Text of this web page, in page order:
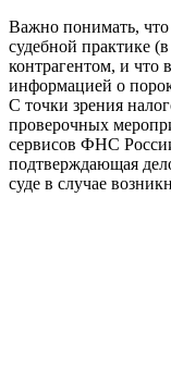
Важно понимать, что
судебной практике
контрагентом, и что
информацией о
С точки зрения
проверочных
сервисов ФНС
подтверждающая
суде в случае